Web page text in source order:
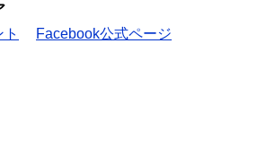
Facebook公式ページ